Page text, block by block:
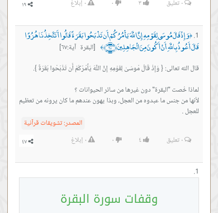
٠تعليق ٣ ٠ ٠ إبلاغ
﴿وَإِذْ قَالَ مُوسَى لِقَوْمِهِ إِنَّ اللَّهَ يَأْمُرُكُمْ أَن تَذْبَحُوا بَقَرَةً قَالُوا أَتَتَّخِذُنَا هُزُوًا
قَالَ أَعُوذُ بِاللَّهِ أَنْ أَكُونَ مِنَ الْجَاهِلِينَ ﴿٦٧﴾ ﴾
[البقرة آية:٦٧]
لأنها من جنس ما عبدوه من العجل، وبذا يهون عندهم ما كان يرونه من تعظيم
للعجل .
المصدر:تشويقات قرآنية
٠تعليق ٤ ٠ ٠ إبلاغ
وقفات سورة البقرة